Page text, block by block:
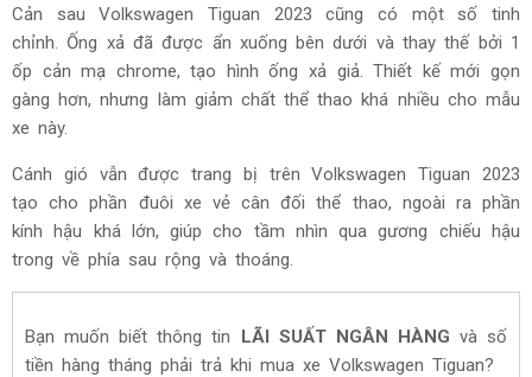
Cản sau Volkswagen Tiguan 2023 cũng có một số tinh
chỉnh. Ống xả đã được ẩn xuống bên dưới và thay thế bởi 1
ốp cản mạ chrome, tạo hình ống xả giả. Thiết kế mới gọn
gàng hơn, nhưng làm giảm chất thể thao khá nhiều cho mẫu
xe này.
Cánh gió vẫn được trang bị trên Volkswagen Tiguan 2023
tạo cho phần đuôi xe vẻ cân đối thể thao, ngoài ra phần
kính hậu khá lớn, giúp cho tầm nhìn qua gương chiếu hậu
trong về phía sau rộng và thoáng.
Bạn muốn biết thông tin LÃI SUẤT NGÂN HÀNG và số
tiền hàng tháng phải trả khi mua xe Volkswagen Tiguan?